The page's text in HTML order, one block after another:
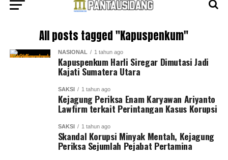
All posts tagged "Kapuspenkum"
NASIONAL 1 tahun ago
Kapuspenkum Harli Siregar Dimutasi Jadi
Kajati Sumatera Utara
SAKSI 1 tahun ago
Kejagung Periksa Enam Karyawan Ariyanto
Lawfirm terkait Perintangan Kasus Korupsi
SAKSI 1 tahun ago
Skandal Korupsi Minyak Mentah, Kejagung
Periksa Sejumlah Pejabat Pertamina